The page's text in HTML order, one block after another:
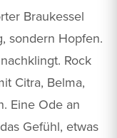
Braukessel
sondern Hopfen.
Rock
Citra, Belma,
Eine Ode an
Gefühl, etwas